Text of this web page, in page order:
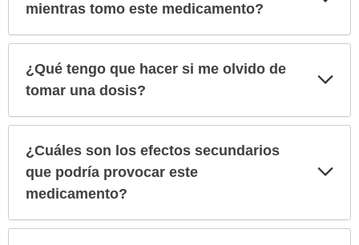
mientras tomo este medicamento?
¿Qué tengo que hacer si me olvido de
tomar una dosis?
¿Cuáles son los efectos secundarios
que podría provocar este
medicamento?